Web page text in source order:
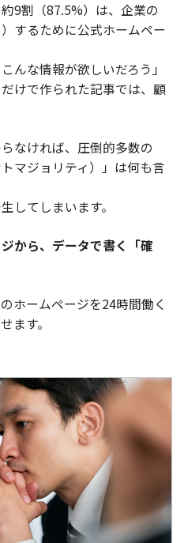
9割（87.5%）は、企業の
するために公式ホームペー
んな情報が欲しいだろう」
けで作られた記事では、顧
なければ、圧倒的多数の
マジョリティ）」は何も言
してしまいます。
から、データで書く「確
ホームページを24時間働く
ます。